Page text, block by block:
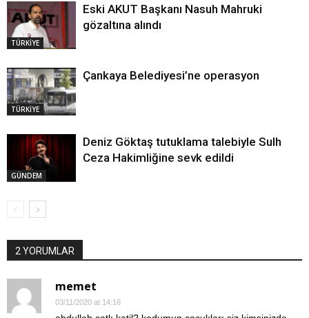
TÜRKİYE
Eski AKUT Başkanı Nasuh Mahruki
gözaltına alındı
TÜRKİYE
Çankaya Belediyesi’ne operasyon
GÜNDEM
Deniz Göktaş tutuklama talebiyle Sulh
Ceza Hakimliğine sevk edildi
2 YORUMLAR
memet
03/11/2020 at 14:16